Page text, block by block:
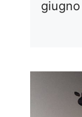
giugno